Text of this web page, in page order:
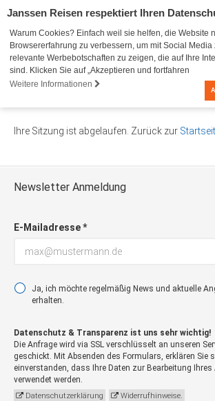
Janssen Reisen respektiert Ihren
Warum Cookies? Einfach weil sie helfen, die Website
Browsererfahrung zu verbessern, um mit Social
relevante Werbebotschaften zu zeigen, die auf Ihre
sind. Klicken Sie auf „Akzeptieren und fortfahren
Weitere Informationen
Ihre Sitzung ist abgelaufen. Zurück zur
Newsletter Anmeldung
E-Mailadresse *
Ja, ich möchte regelmäßig News und aktuelle
erhalten.
Datenschutz & Transparenz ist uns sehr wichtig!
Die Anfrage wird via SSL verschlüsselt an unseren
geschickt. Mit Absenden des Formulars, erklären Sie
einverstanden, dass Ihre Daten zur Bearbeitung Ihres
verwendet werden.
Datenschutzerklärung Widerrufhinweise.